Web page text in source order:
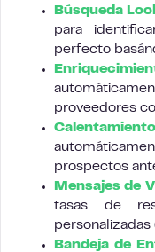
Búsqueda
para
perfecto
proveedores
prospectos
Mensajes de
tasas de
Bandeja de